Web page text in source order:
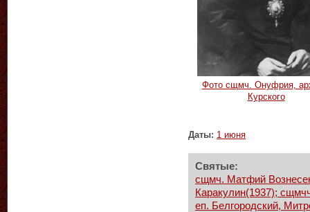
Фото сщмч. Онуфрия,
Курского
Даты: 1 июня
Святые:
сщмч. Матфий
Каракулин(1937);
еп. Белгородский,